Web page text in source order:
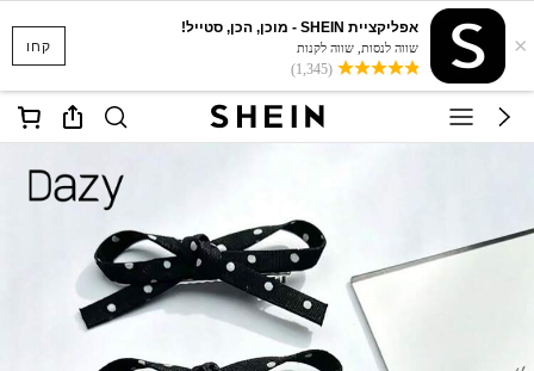
קחו ×
אפליקציית SHEIN - מוכן, הכן, סטייל!
שווה לנסות, שווה לקנות
(1,345)